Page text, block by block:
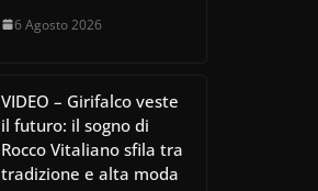
6 Agosto 2026
VIDEO – Girifalco veste
il futuro: il sogno di
Rocco Vitaliano sfila tra
tradizione e alta moda